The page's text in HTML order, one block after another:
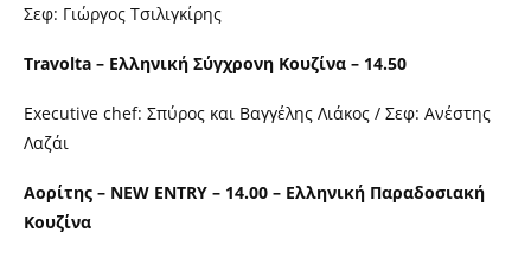
Σεφ: Γιώργος Τσιλιγκίρης
Travolta – Ελληνική Σύγχρονη Κουζίνα – 14.50
Executive chef: Σπύρος και Βαγγέλης Λιάκος / Σεφ: Ανέστης
Λαζάι
Αορίτης – NEW ENTRY – 14.00 – Ελληνική Παραδοσιακή
Κουζίνα